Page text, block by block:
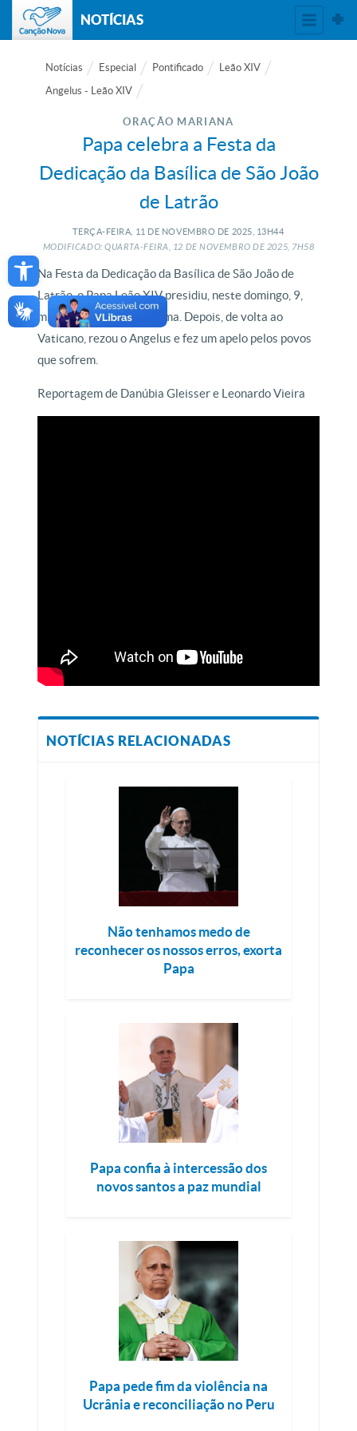
Open toolbar
NOTÍCIAS
Notícias Especial Pontificado
Leão XIV
Angelus - Leão XIV
ORAÇÃO MARIANA
Papa celebra a Festa da
Dedicação da Basílica de São João
de Latrão
TERÇA-FEIRA, 11 DE NOVEMBRO DE 2025, 13H44
MODIFICADO: QUARTA-FEIRA, 12 DENOVEMBRO DE 2025, 7H58
Na Festa da Dedicação da Basílica de São João de
Latrão, o Papa Leão XIV presidiu, neste domingo, 9,
missa na Catedral de Roma. Depois, de volta ao
Vaticano, rezou o Angelus e fez um apelo pelos povos
que sofrem.
Reportagem de Danúbia Gleisser e Leonardo Vieira
NOTÍCIAS RELACIONADAS
Não tenhamos medo de
reconhecer os nossos erros, exorta
Papa
Papa confia à intercessão dos
novos santos a paz mundial
Papa pede fim da violência na
Ucrânia e reconciliação no Peru